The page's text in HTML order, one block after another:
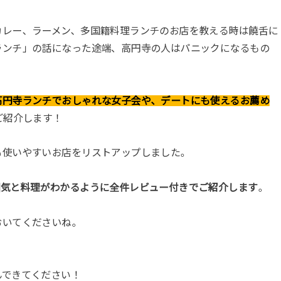
ー、ラーメン、多国籍料理ランチのお店を教える時は饒舌に
チ」の話になった途端、高円寺の人はパニックになるもの
円寺ランチでおしゃれな女子会や、デートにも使えるお薦め
介します！
いやすいお店をリストアップしました。
と料理がわかるように全件レビュー付きでご紹介します。
てくださいね。
きてください！